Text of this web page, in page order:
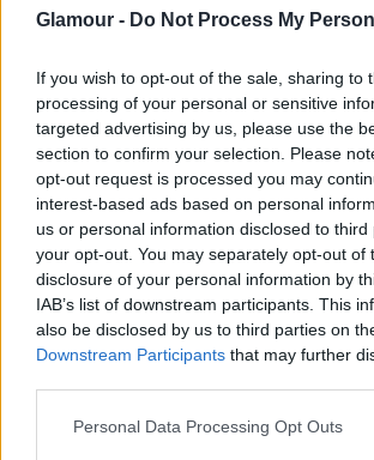
Glamour - Do Not Process My
If you wish to opt-out of the sale, sharing to
processing of your personal or sensitive
targeted advertising by us, please use the
section to confirm your selection. Please
opt-out request is processed you may
interest-based ads based on personal
us or personal information disclosed to
your opt-out. You may separately opt-out of
disclosure of your personal information by
IAB’s list of downstream participants. This
also be disclosed by us to third parties on
Downstream Participants that may further
Please note that this website/app uses one
Personal Data Processing Opt Outs